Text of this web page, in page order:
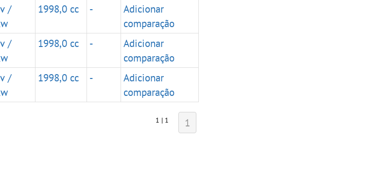
/
1998,0 cc -
Adicionar
comparação
/
1998,0 cc -
Adicionar
comparação
/
1998,0 cc -
Adicionar
comparação
1 | 1 1